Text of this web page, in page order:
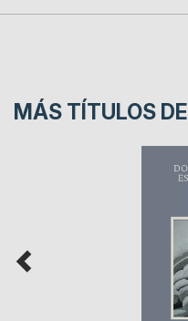
MÁS TÍTULOS DE